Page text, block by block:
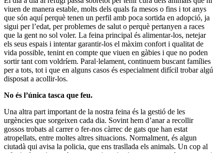
viuen de manera estable, molts dels quals fa mesos o fins i tot anys
que són aquí perquè tenen un perfil amb poca sortida en adopció, ja
sigui per l’edat, per problemes de salut o perquè pertanyen a races
que la gent no sol voler. La feina principal és alimentar-los, netejar
els seus espais i intentar garantir-los el màxim confort i qualitat de
vida possible, tenint en compte que viuen en gàbies i que no poden
sortir tant com voldríem. Paral·lelament, continuem buscant famílies
per a tots, tot i que en alguns casos és especialment difícil trobar algú
disposat a acollir-los.
No és l’única tasca que feu.
Una altra part important de la nostra feina és la gestió de les
urgències que sorgeixen cada dia. Sovint hem d’anar a recollir
gossos trobats al carrer o fer-nos càrrec de gats que han estat
atropellats, entre moltes altres situacions. Normalment, és algun
ciutadà qui avisa la policia, que ens trasllada els animals. Un cop al